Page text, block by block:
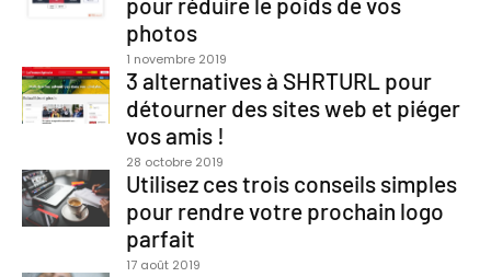
photos
1 novembre 2019
3 alternatives à SHRTURL pour
détourner des sites web et piéger
vos amis !
28 octobre 2019
Utilisez ces trois conseils simples
pour rendre votre prochain logo
parfait
17 août 2019